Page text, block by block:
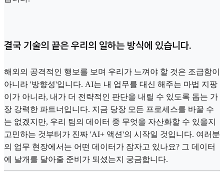
결국 기술의 끝은 우리의 일하는 방식에 있습니다.
해외의 공격적인 행보를 보며 우리가 느껴야 할 것은 조급함이
아니라 '방향성'입니다. AI는 내 업무를 대신 해주는 마법 지팡
이가 아니라, 내가 더 전략적인 판단을 내릴 수 있도록 돕는 가
장 강력한 파트너입니다. 지금 당장 모든 프로세스를 바꿀 수
는 없겠지만, 우리 팀의 데이터 중 무엇을 자산화할 수 있을지
고민하는 것부터가 진짜 'AI+ 액션'의 시작일 것입니다. 여러분
의 업무 현장에서는 어떤 데이터가 잠자고 있나요? 그 데이터
에 날개를 달아줄 준비가 되셨는지 궁금합니다.